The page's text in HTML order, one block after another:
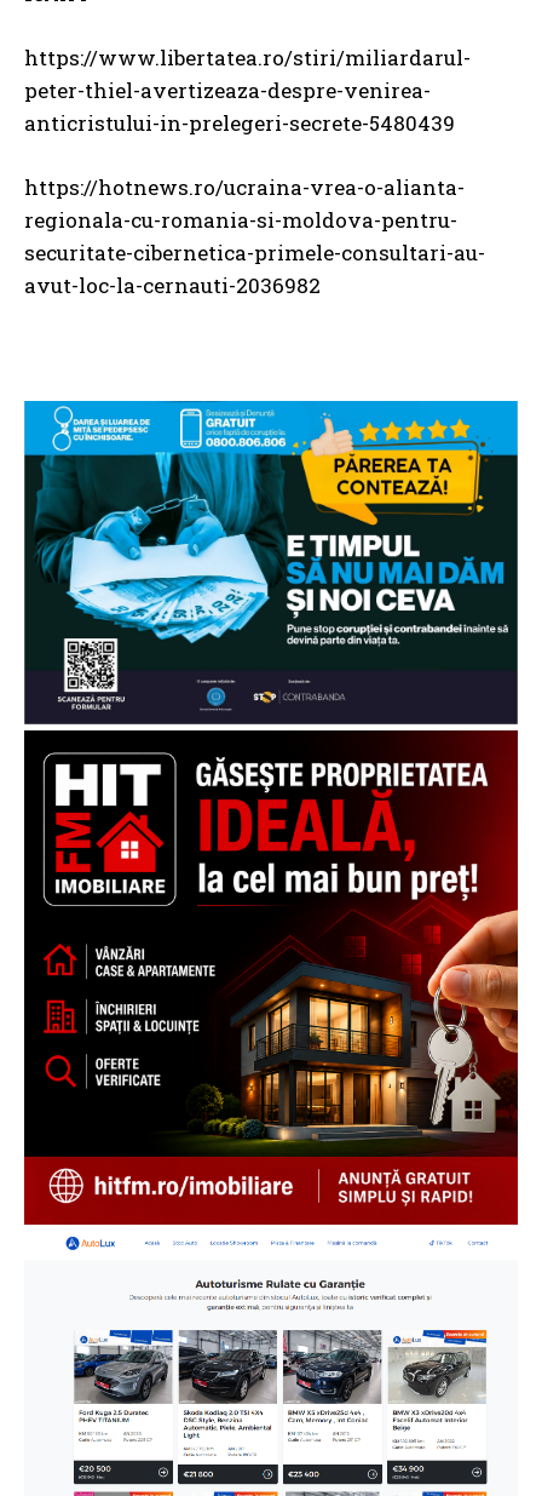
https://www.libertatea.ro/stiri/miliardarul-
peter-thiel-avertizeaza-despre-venirea-
anticristului-in-prelegeri-secrete-5480439
https://hotnews.ro/ucraina-vrea-o-alianta-
regionala-cu-romania-si-moldova-pentru-
securitate-cibernetica-primele-consultari-au-
avut-loc-la-cernauti-2036982